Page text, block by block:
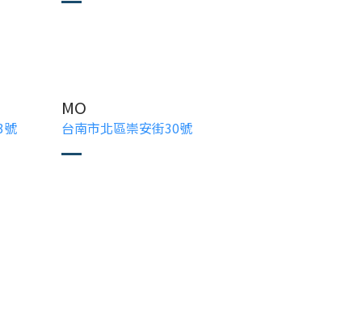
號
MO
台南市北區崇安街30號